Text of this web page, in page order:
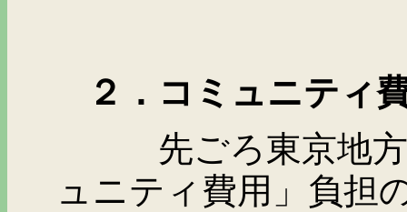
２．コミュニティ費
先ごろ東京地方裁
ュニティ費用」負担